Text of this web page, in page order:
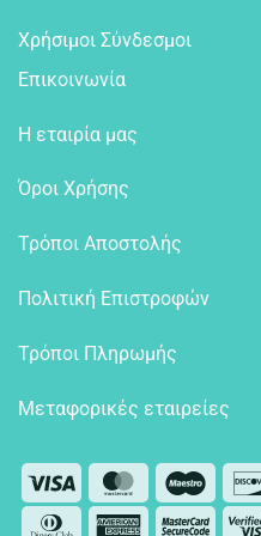
Χρήσιμοι Σύνδεσμοι
Επικοινωνία
Η εταιρία μας
Όροι Χρήσης
Τρόποι Αποστολής
Πολιτική Επιστροφών
Τρόποι Πληρωμής
Μεταφορικές εταιρείες
Visa MasterCard
Dinners
American